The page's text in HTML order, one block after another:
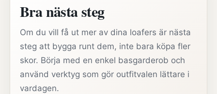
Bra nästa steg
Om du vill få ut mer av dina loafers är nästa
steg att bygga runt dem, inte bara köpa fler
skor. Börja med en enkel basgarderob och
använd verktyg som gör outfitvalen lättare i
vardagen.